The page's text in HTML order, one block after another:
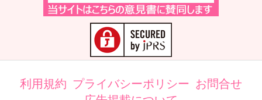
利用規約 プライバシーポリシー お問合せ